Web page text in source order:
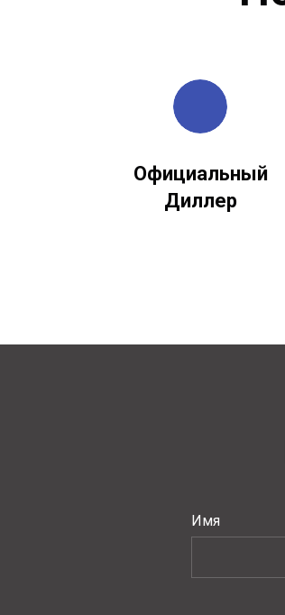
Официальный
Диллер
Имя